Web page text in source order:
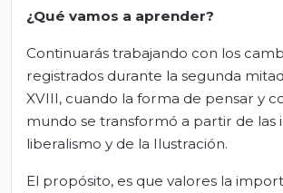
¿Qué vamos a aprender?
Continuarás trabajando con los
registrados durante la segunda
XVIII, cuando la forma de pensar y
mundo se transformó a partir de las
liberalismo y de la Ilustración.
El propósito, es que valores la